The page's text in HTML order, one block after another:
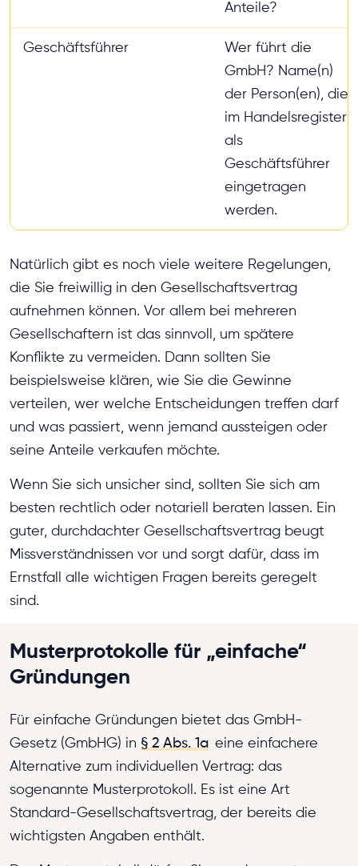
Anteile?
Geschäftsführer
Wer führt die
GmbH? Name(n)
der Person(en), die
im Handelsregister
als
Geschäftsführer
eingetragen
werden.
Natürlich gibt es noch viele weitere Regelungen,
die Sie freiwillig in den Gesellschaftsvertrag
aufnehmen können. Vor allem bei mehreren
Gesellschaftern ist das sinnvoll, um spätere
Konflikte zu vermeiden. Dann sollten Sie
beispielsweise klären, wie Sie die Gewinne
verteilen, wer welche Entscheidungen treffen darf
und was passiert, wenn jemand aussteigen oder
seine Anteile verkaufen möchte.
Wenn Sie sich unsicher sind, sollten Sie sich am
besten rechtlich oder notariell beraten lassen. Ein
guter, durchdachter Gesellschaftsvertrag beugt
Missverständnissen vor und sorgt dafür, dass im
Ernstfall alle wichtigen Fragen bereits geregelt
sind.
Musterprotokolle für „einfache“
Gründungen
Für einfache Gründungen bietet das GmbH-
Gesetz (GmbHG) in § 2 Abs. 1a eine einfachere
Alternative zum individuellen Vertrag: das
sogenannte Musterprotokoll. Es ist eine Art
Standard-Gesellschaftsvertrag, der bereits die
wichtigsten Angaben enthält.